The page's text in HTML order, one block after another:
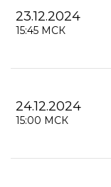
23.12.2024
15:45 МСК
24.12.2024
15:00 МСК